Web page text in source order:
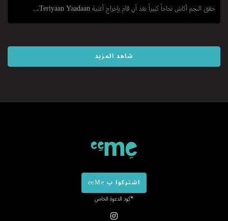
حقق النجم أكاش نجاحاً كبيراً بعد أن قام بإخراج أغنية Teriyaan Yaadaan،...
شاهد المزيد
اشتركوا ب eeMe
*كود الدعوة الخاص